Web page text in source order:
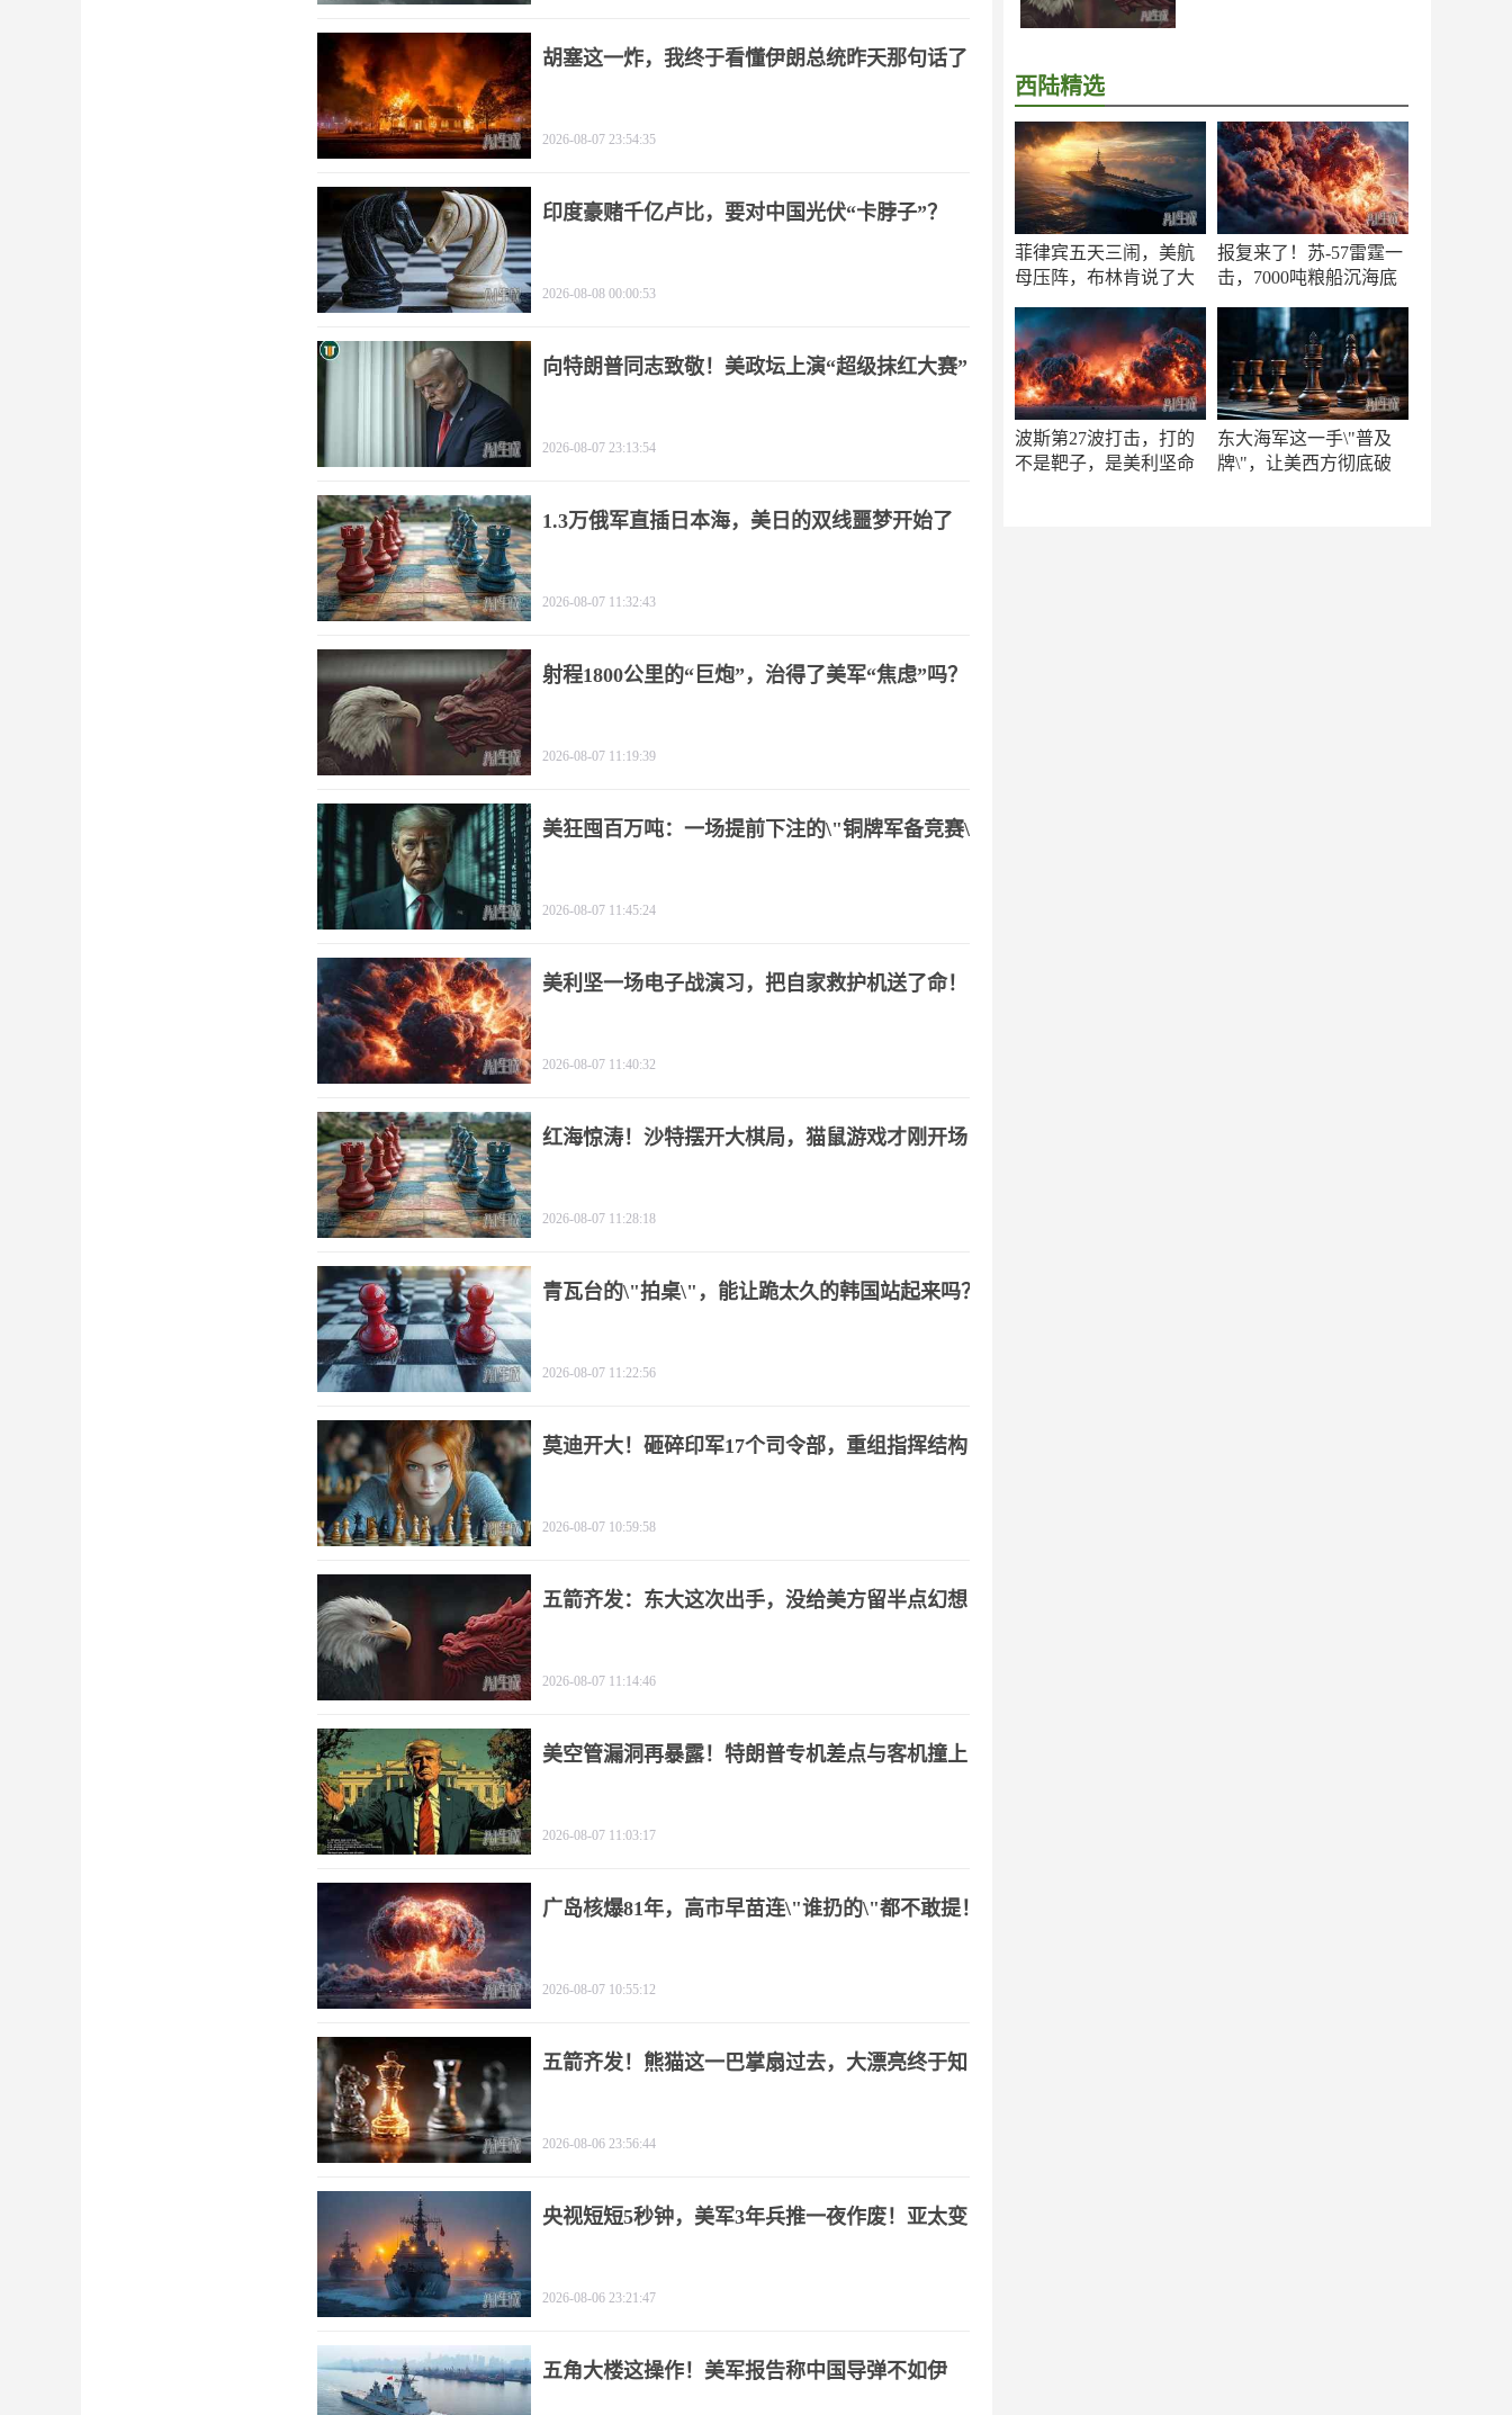
西陆精选
菲律宾五天三闹，美航
母压阵，布林肯说了大
报复来了！苏-57雷霆一
击，7000吨粮船沉海底
波斯第27波打击，打的
不是靶子，是美利坚命
东大海军这一手\"普及
牌\"，让美西方彻底破
胡塞这一炸，我终于看懂伊朗总统昨天那句话了
2026-08-07 23:54:35
印度豪赌千亿卢比，要对中国光伏“卡脖子”？
2026-08-08 00:00:53
向特朗普同志致敬！美政坛上演“超级抹红大赛”
2026-08-07 23:13:54
1.3万俄军直插日本海，美日的双线噩梦开始了
2026-08-07 11:32:43
射程1800公里的“巨炮”，治得了美军“焦虑”吗？
2026-08-07 11:19:39
美狂囤百万吨：一场提前下注的\"铜牌军备竞赛\"
2026-08-07 11:45:24
美利坚一场电子战演习，把自家救护机送了命！
2026-08-07 11:40:32
红海惊涛！沙特摆开大棋局，猫鼠游戏才刚开场
2026-08-07 11:28:18
青瓦台的\"拍桌\"，能让跪太久的韩国站起来吗？
2026-08-07 11:22:56
莫迪开大！砸碎印军17个司令部，重组指挥结构
2026-08-07 10:59:58
五箭齐发：东大这次出手，没给美方留半点幻想
2026-08-07 11:14:46
美空管漏洞再暴露！特朗普专机差点与客机撞上
2026-08-07 11:03:17
广岛核爆81年，高市早苗连\"谁扔的\"都不敢提！
2026-08-07 10:55:12
五箭齐发！熊猫这一巴掌扇过去，大漂亮终于知
2026-08-06 23:56:44
央视短短5秒钟，美军3年兵推一夜作废！亚太变
2026-08-06 23:21:47
五角大楼这操作！美军报告称中国导弹不如伊